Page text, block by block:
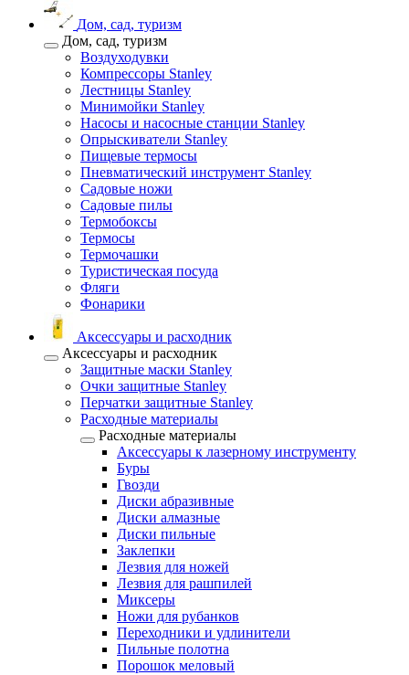
Дом, сад, туризм
Дом, сад, туризм
Воздуходувки
Компрессоры Stanley
Лестницы Stanley
Минимойки Stanley
Насосы и насосные станции Stanley
Опрыскиватели Stanley
Пищевые термосы
Пневматический инструмент Stanley
Садовые ножи
Садовые пилы
Термобоксы
Термосы
Термочашки
Туристическая посуда
Фляги
Фонарики
Аксессуары и расходник
Аксессуары и расходник
Защитные маски Stanley
Очки защитные Stanley
Перчатки защитные Stanley
Расходные материалы
Расходные материалы
Аксессуары к лазерному инструменту
Буры
Гвозди
Диски абразивные
Диски алмазные
Диски пильные
Заклепки
Лезвия для ножей
Лезвия для рашпилей
Миксеры
Ножи для рубанков
Переходники и удлинители
Пильные полотна
Порошок меловый